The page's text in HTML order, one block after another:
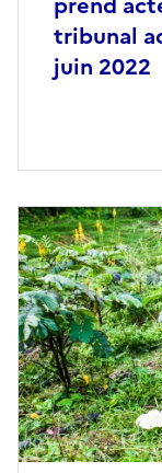
tribunal
juin 2022